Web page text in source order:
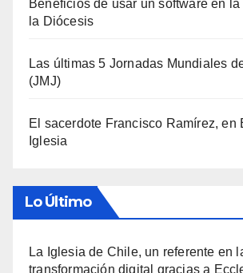
Beneficios de usar un software en
la Diócesis
Las últimas 5 Jornadas Mundiales
(JMJ)
El sacerdote Francisco Ramírez, en
Iglesia
Lo Último
La Iglesia de Chile, un referente en
transformación digital gracias a